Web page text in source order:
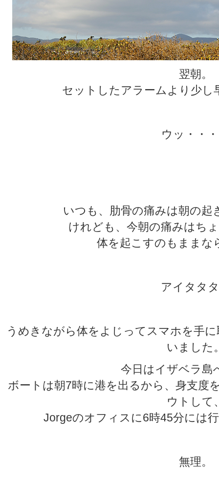
翌朝。
セットしたアラームより少し
ウッ・・
いつも、肋骨の痛みは朝の起
けれども、今朝の痛みはち
体を起こすのもままな
アイタタ
うめきながら体をよじってスマホを手
いました
今日はイザベラ島
ボートは朝7時に港を出るから、身支度
ウトして
Jorgeのオフィスに6時45分には
無理。